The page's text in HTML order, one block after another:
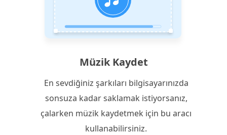
Müzik Kaydet
En sevdiğiniz şarkıları bilgisayarınızda
sonsuza kadar saklamak istiyorsanız,
çalarken müzik kaydetmek için bu aracı
kullanabilirsiniz.